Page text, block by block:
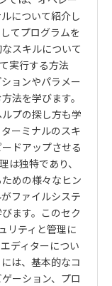
について紹介し
てプログラムを
スキルについて
実行する方法
ョンやパラメー
法を学びます。
プの探し方も学
ーミナルのスキ
ドアップさせる
独特であり、
めの様々なヒン
ファイルシステ
ます。このセク
リティと管理に
ディターについ
は、基本的なコ
ーション、プロ